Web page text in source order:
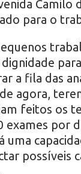
Camilo
para o
a fila das
agora,
feitos os
exames por
uma
possíveis